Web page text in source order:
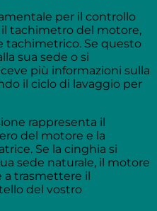
per il controllo
tachimetro del motore,
tachimetrico. Se questo
sua sede o si
più informazioni sulla
il ciclo di lavaggio per
rappresenta il
del motore e la
Se la cinghia si
sede naturale, il motore
a trasmettere il
del vostro